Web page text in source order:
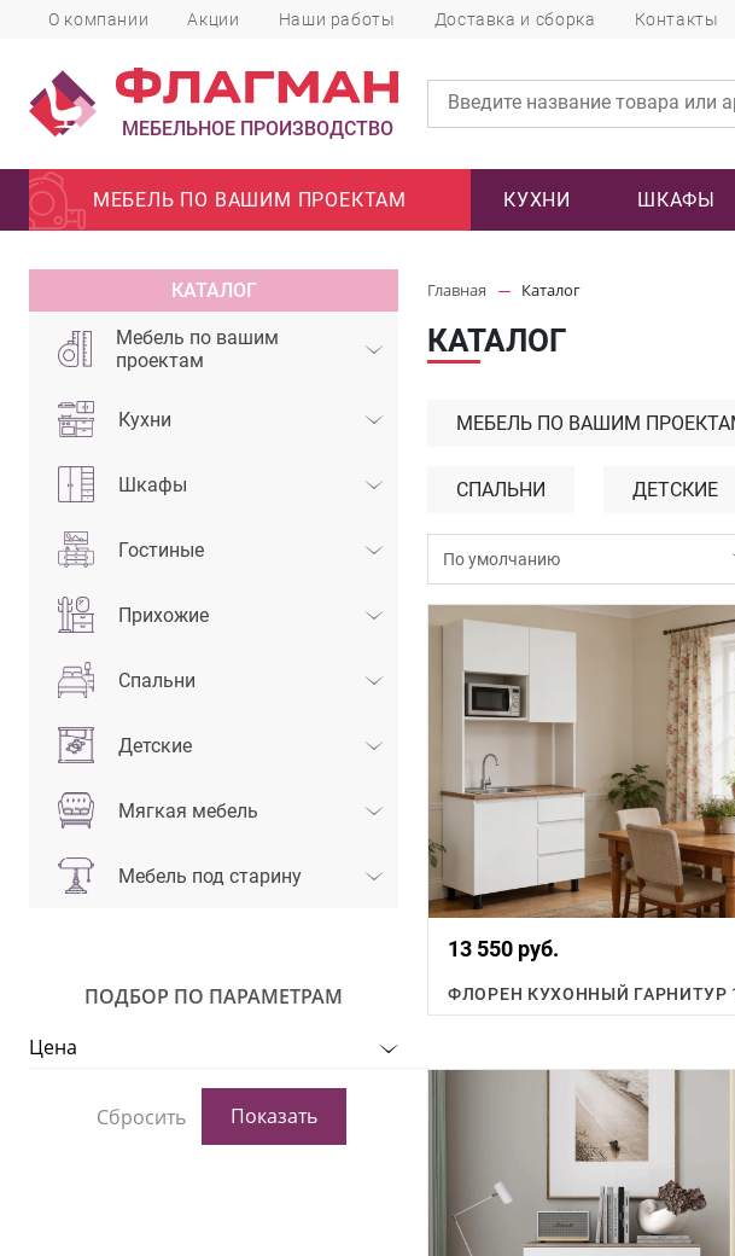
О компании Акции Наши работы Доставка и сборка Контакты
МЕБЕЛЬНОЕ ПРОИЗВОДСТВО
МЕБЕЛЬ ПО ВАШИМ ПРОЕКТАМ КУХНИ ШКАФЫ
КАТАЛОГ
Мебель по вашим
проектам
Кухни
Шкафы
Гостиные
Прихожие
Спальни
Детские
Мягкая мебель
Мебель под старину
ПОДБОР ПО ПАРАМЕТРАМ
Цена
Главная Каталог
КАТАЛОГ
МЕБЕЛЬ ПО ВАШИМ
СПАЛЬНИ ДЕТСКИЕ
По умолчанию
13 550 руб.